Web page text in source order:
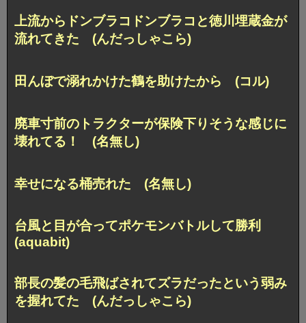
上流からドンブラコドンブラコと徳川埋蔵金が
流れてきた (んだっしゃこら)
田んぼで溺れかけた鶴を助けたから (コル)
廃車寸前のトラクターが保険下りそうな感じに
壊れてる！ (名無し)
幸せになる桶売れた (名無し)
台風と目が合ってポケモンバトルして勝利
(aquabit)
部長の髪の毛飛ばされてズラだったという弱み
を握れてた (んだっしゃこら)